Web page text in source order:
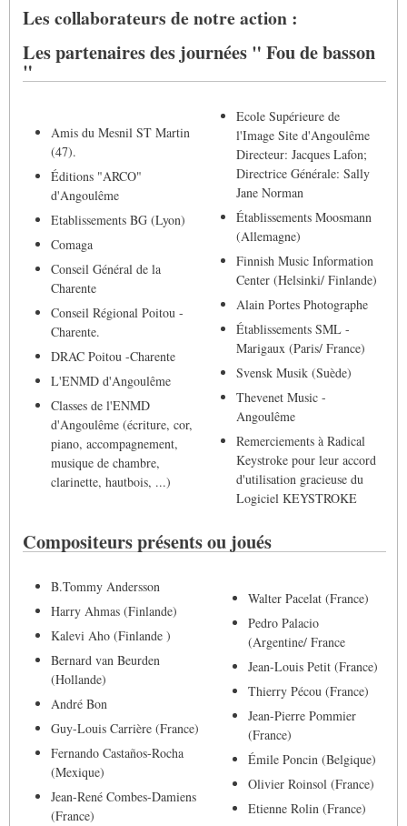
Les collaborateurs de notre action :
Les partenaires des journées " Fou de basson
"
Amis du Mesnil ST Martin
(47).
Éditions "ARCO"
d'Angoulême
Etablissements BG (Lyon)
Comaga
Conseil Général de la
Charente
Conseil Régional Poitou -
Charente.
DRAC Poitou -Charente
L'ENMD d'Angoulême
Classes de l'ENMD
d'Angoulême (écriture, cor,
piano, accompagnement,
musique de chambre,
clarinette, hautbois, ...)
Ecole Supérieure de
l'Image Site d'Angoulême
Directeur: Jacques Lafon;
Directrice Générale: Sally
Jane Norman
Établissements Moosmann
(Allemagne)
Finnish Music Information
Center (Helsinki/ Finlande)
Alain Portes Photographe
Établissements SML -
Marigaux (Paris/ France)
Svensk Musik (Suède)
Thevenet Music -
Angoulême
Remerciements à Radical
Keystroke pour leur accord
d'utilisation gracieuse du
Logiciel KEYSTROKE
Compositeurs présents ou joués
B.Tommy Andersson
Harry Ahmas (Finlande)
Kalevi Aho (Finlande )
Bernard van Beurden
(Hollande)
André Bon
Guy-Louis Carrière (France)
Fernando Castaños-Rocha
(Mexique)
Jean-René Combes-Damiens
(France)
Walter Pacelat (France)
Pedro Palacio
(Argentine/ France
Jean-Louis Petit (France)
Thierry Pécou (France)
Jean-Pierre Pommier
(France)
Émile Poncin (Belgique)
Olivier Roinsol (France)
Etienne Rolin (France)